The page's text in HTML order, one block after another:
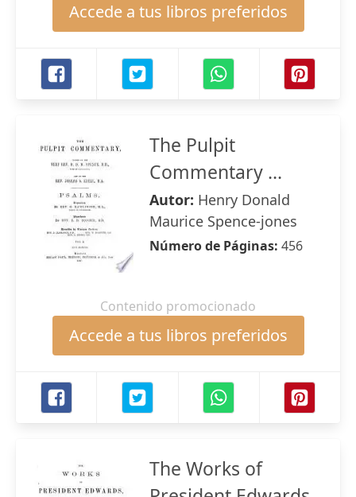
Accede a tus libros preferidos
The Pulpit
Commentary ...
Autor: Henry Donald
Maurice Spence-jones
Número de Páginas: 456
Contenido promocionado
Accede a tus libros preferidos
The Works of